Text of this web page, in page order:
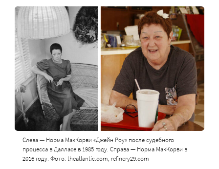
Слева — Норма МакКорви «Джейн Роу» после судебного
процесса в Далласе в 1985 году. Справа — Норма МакКорви в
2016 году. Фото: theatlantic.com, refinery29.com